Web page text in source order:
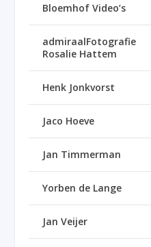
Bloemhof Video’s
admiraalFotografie
Rosalie Hattem
Henk Jonkvorst
Jaco Hoeve
Jan Timmerman
Yorben de Lange
Jan Veijer